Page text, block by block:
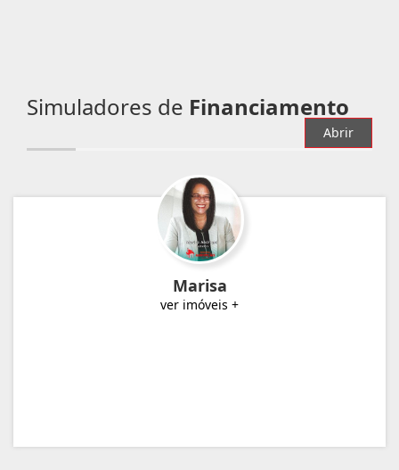
Simuladores de Financiamento
Abrir
Marisa
ver imóveis +